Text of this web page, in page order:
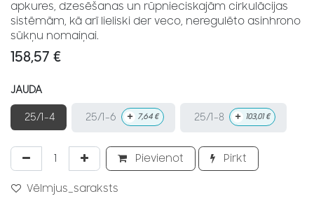
apkures, dzesēšanas un rūpnieciskajām cirkulācijas
sistēmām, kā arī lieliski der veco, neregulēto asinhrono
sūkņu nomaiņai.
158,57 €
JAUDA
25/1-4 25/1-6 + 7,64€ 25/1-8 + 103,01€
Pievienot Pirkt
Vēlmjus_saraksts